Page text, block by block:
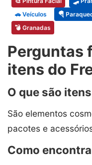
🚗 Veículos
🪂
💣 Granadas
Perguntas
itens do
O que são
São elementos
pacotes e
Como